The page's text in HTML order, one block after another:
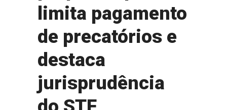
limita pagamento
de precatórios e
destaca
jurisprudência